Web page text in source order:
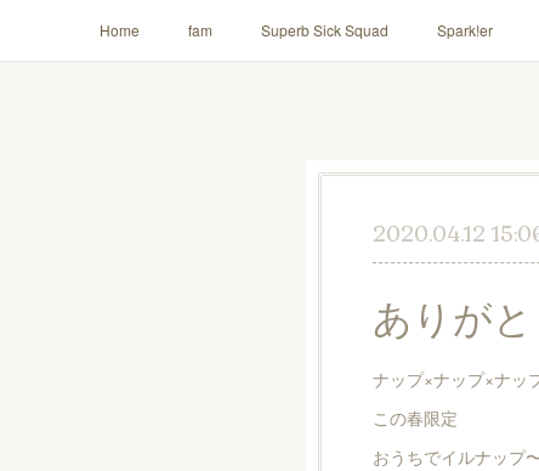
Home fam Superb Sick Squad Spark!er
2020.04.12
ありが
ナップ×ナップ×ナッ
この春限定
おうちでイルナップ